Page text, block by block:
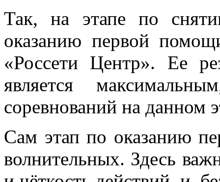
Так, на этапе по
оказанию первой
«Россети Центр». Ее
является
соревнований на данном
Сам этап по оказанию
волнительных. Здесь